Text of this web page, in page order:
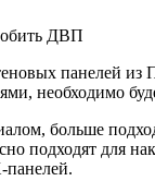
ДВП
панелей
необходимо
больше
подходят для
панелей.